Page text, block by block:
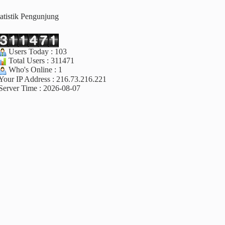
Pengunjung
Users Today : 103
Total Users : 311471
Who's Online : 1
IP Address : 216.73.216.221
Time : 2026-08-07